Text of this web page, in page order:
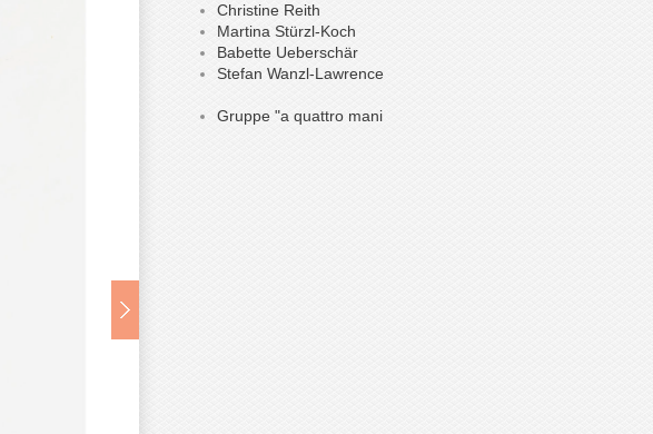
Christine Reith
Martina Stürzl-Koch
Babette Ueberschär
Stefan Wanzl-Lawrence
Gruppe "a quattro mani